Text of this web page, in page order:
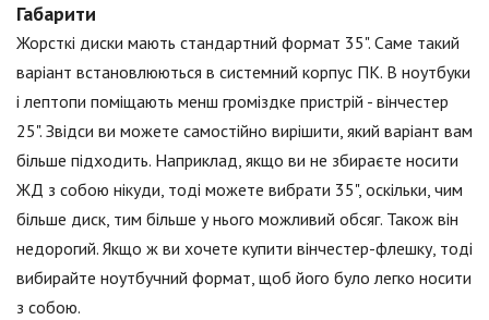
Габарити
Жорсткі диски мають стандартний формат 35". Саме такий
варіант встановлюються в системний корпус ПК. В ноутбуки
і лептопи поміщають менш громіздке пристрій - вінчестер
25". Звідси ви можете самостійно вирішити, який варіант вам
більше підходить. Наприклад, якщо ви не збираєте носити
ЖД з собою нікуди, тоді можете вибрати 35", оскільки, чим
більше диск, тим більше у нього можливий обсяг. Також він
недорогий. Якщо ж ви хочете купити вінчестер-флешку, тоді
вибирайте ноутбучний формат, щоб його було легко носити
з собою.